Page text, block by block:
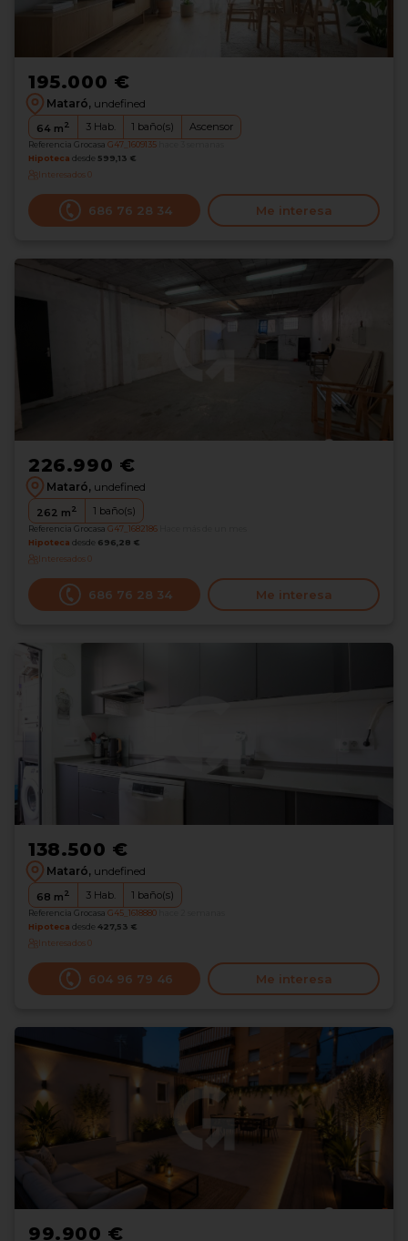
195.000 €
Mataró, undefined
64 m2 3 Hab. 1 baño(s) Ascensor
Referencia Grocasa G47_1609135
Hipoteca desde 599,13 €
Interesados0
686 76 28 34 Me interesa
226.990 €
Mataró, undefined
262 m2 1 baño(s)
Referencia Grocasa G47_1682186
Hipoteca desde 696,28 €
Interesados0
686 76 28 34 Me interesa
138.500 €
Mataró, undefined
68 m2 3 Hab. 1 baño(s)
Referencia Grocasa G45_1618880
Hipoteca desde 427,53 €
Interesados0
604 96 79 46 Me interesa
99.900 €